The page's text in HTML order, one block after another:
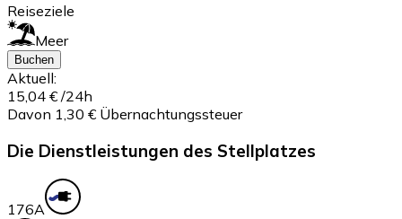
Reiseziele
Meer
Buchen
Aktuell:
15,04 € /24h
Davon 1,30 € Übernachtungssteuer
Die Dienstleistungen des Stellplatzes
176A